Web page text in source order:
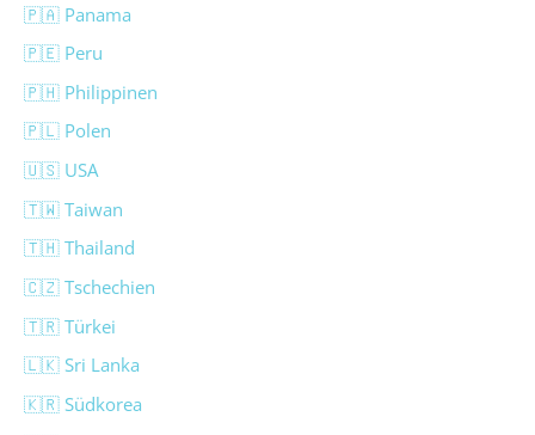
🇵🇦 Panama
🇵🇪 Peru
🇵🇭 Philippinen
🇵🇱 Polen
🇺🇸 USA
🇹🇼 Taiwan
🇹🇭 Thailand
🇨🇿 Tschechien
🇹🇷 Türkei
🇱🇰 Sri Lanka
🇰🇷 Südkorea